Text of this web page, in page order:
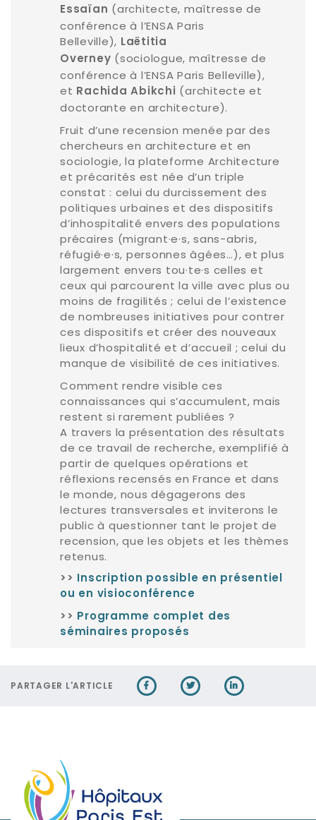
Essaïan (architecte, maîtresse de
conférence à l’ENSA Paris
Belleville), Laëtitia
Overney (sociologue, maîtresse de
conférence à l’ENSA Paris Belleville),
et Rachida Abikchi (architecte et
doctorante en architecture).
Fruit d’une recension menée par des
chercheurs en architecture et en
sociologie, la plateforme Architecture
et précarités est née d’un triple
constat : celui du durcissement des
politiques urbaines et des dispositifs
d’inhospitalité envers des populations
précaires (migrant·e·s, sans-abris,
réfugié·e·s, personnes âgées…), et plus
largement envers tou·te·s celles et
ceux qui parcourent la ville avec plus ou
moins de fragilités ; celui de l’existence
de nombreuses initiatives pour contrer
ces dispositifs et créer des nouveaux
lieux d’hospitalité et d’accueil ; celui du
manque de visibilité de ces initiatives.
Comment rendre visible ces
connaissances qui s’accumulent, mais
restent si rarement publiées ?
A travers la présentation des résultats
de ce travail de recherche, exemplifié à
partir de quelques opérations et
réflexions recensés en France et dans
le monde, nous dégagerons des
lectures transversales et inviterons le
public à questionner tant le projet de
recension, que les objets et les thèmes
retenus.
>>
Inscription possible en présentiel
ou en visioconférence
>>
Programme complet des
séminaires proposés
PARTAGER L'ARTICLE